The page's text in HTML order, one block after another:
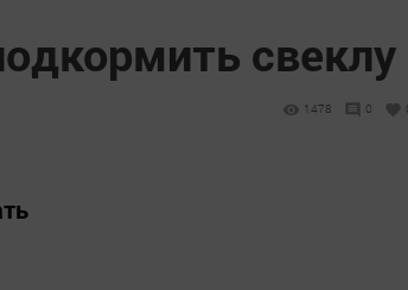
свеклу
1478 0